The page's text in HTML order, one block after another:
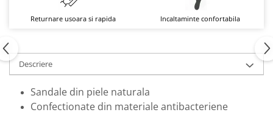
Returnare usoara si rapida Incaltaminte confortabila
Descriere
Sandale din piele naturala
Confectionate din materiale antibacteriene